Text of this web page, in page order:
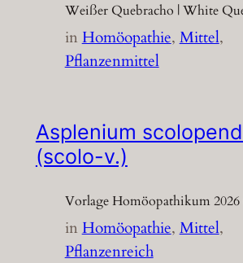
Weißer Quebracho | White
inHomöopathie, Mittel
Pflanzenmittel
Asplenium
(scolo-v.)
Vorlage Homöopathikum 2026
inHomöopathie, Mittel
Pflanzenreich